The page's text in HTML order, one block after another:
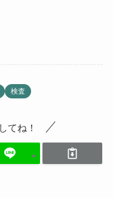
検査
てね！